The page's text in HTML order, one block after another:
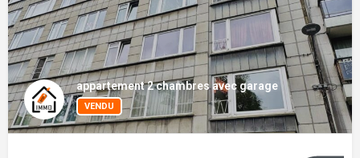
appartement 2 chambres avec garage
VENDU